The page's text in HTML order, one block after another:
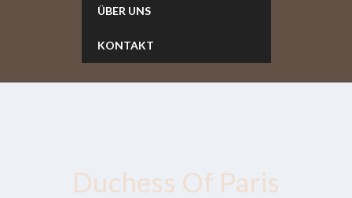
ÜBER UNS
KONTAKT
Duchess Of Paris